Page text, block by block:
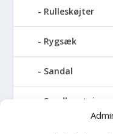
Rulleskøjter
Rygsæk
Sandal
Sandlegetøj